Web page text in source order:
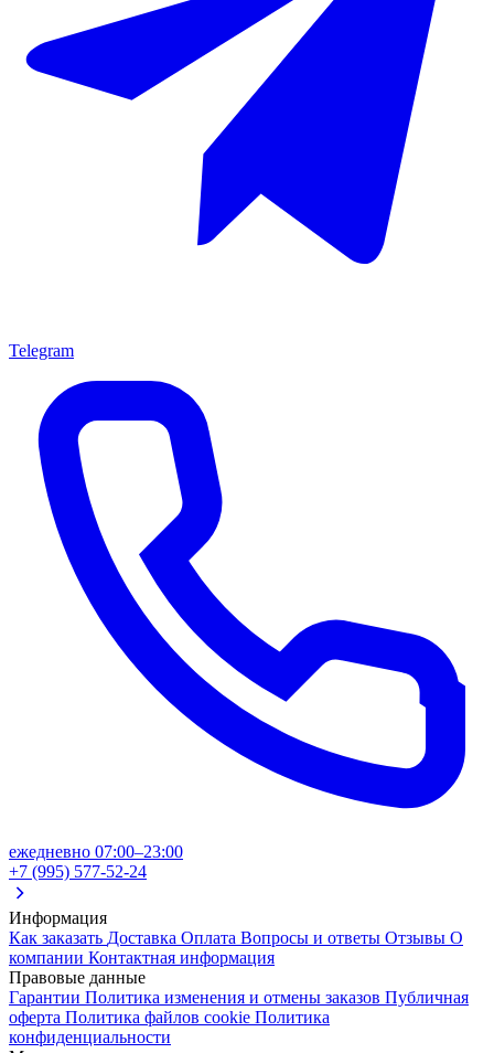
Telegram
ежедневно 07:00–23:00
+7 (995) 577-52-24
Информация
Как заказать Доставка Оплата Вопросы и ответы Отзывы О
компании Контактная информация
Правовые данные
Гарантии Политика изменения и отмены заказов Публичная
оферта Политика файлов cookie Политика
конфиденциальности